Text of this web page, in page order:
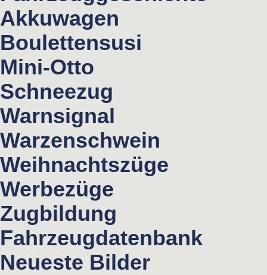
Akkuwagen
Boulettensusi
Mini-Otto
Schneezug
Warnsignal
Warzenschwein
Weihnachtszüge
Werbezüge
Zugbildung
Fahrzeugdatenbank
Neueste Bilder